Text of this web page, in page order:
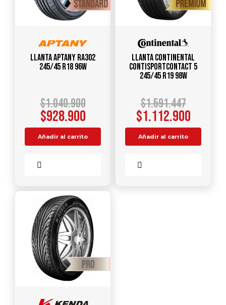
Llanta APTANY RA302
245/45 R18 96W
$1.040.900
$928.900
Añadir al carrito
Llanta CONTINENTAL
ContiSportContact 5
245/45 R19 98W
$1.591.447
$1.112.900
Añadir al carrito